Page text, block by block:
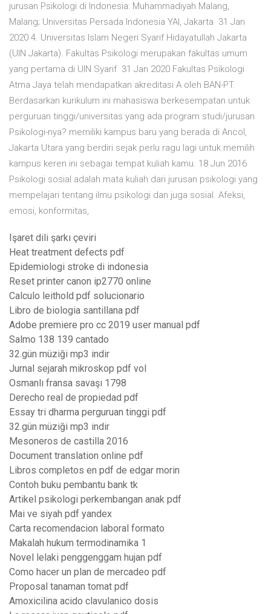
jurusan Psikologi di Indonesia: Muhammadiyah Malang,
Malang; Universitas Persada Indonesia YAI, Jakarta 31 Jan
2020 4. Universitas Islam Negeri Syarif Hidayatullah Jakarta
(UIN Jakarta). Fakultas Psikologi merupakan fakultas umum
yang pertama di UIN Syarif 31 Jan 2020 Fakultas Psikologi
Atma Jaya telah mendapatkan akreditasi A oleh BAN-PT.
Berdasarkan kurikulum ini mahasiswa berkesempatan untuk
perguruan tinggi/universitas yang ada program studi/jurusan
Psikologi-nya? memiliki kampus baru yang berada di Ancol,
Jakarta Utara yang berdiri sejak perlu ragu lagi untuk memilih
kampus keren ini sebagai tempat kuliah kamu. 18 Jun 2016
Psikologi sosial adalah mata kuliah dari jurusan psikologi yang
mempelajari tentang ilmu psikologi dan juga sosial. Afeksi,
emosi, konformitas,
Işaret dili şarkı çeviri
Heat treatment defects pdf
Epidemiologi stroke di indonesia
Reset printer canon ip2770 online
Calculo leithold pdf solucionario
Libro de biologia santillana pdf
Adobe premiere pro cc 2019 user manual pdf
Salmo 138 139 cantado
32.gün müziği mp3 indir
Jurnal sejarah mikroskop pdf vol
Osmanlı fransa savaşı 1798
Derecho real de propiedad pdf
Essay tri dharma perguruan tinggi pdf
32.gün müziği mp3 indir
Mesoneros de castilla 2016
Document translation online pdf
Libros completos en pdf de edgar morin
Contoh buku pembantu bank tk
Artikel psikologi perkembangan anak pdf
Mai ve siyah pdf yandex
Carta recomendacion laboral formato
Makalah hukum termodinamika 1
Novel lelaki penggenggam hujan pdf
Como hacer un plan de mercadeo pdf
Proposal tanaman tomat pdf
Amoxicilina acido clavulanico dosis